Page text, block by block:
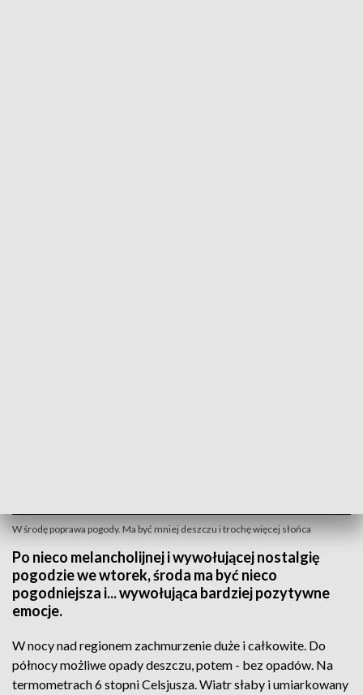
W środę poprawa pogody. Ma być mniej deszczu i trochę więcej słońca
Po nieco melancholijnej i wywołującej nostalgię
pogodzie we wtorek, środa ma być nieco
pogodniejsza i... wywołująca bardziej pozytywne
emocje.
W nocy nad regionem zachmurzenie duże i całkowite. Do
północy możliwe opady deszczu, potem - bez opadów. Na
termometrach 6 stopni Celsjusza. Wiatr słaby i umiarkowany